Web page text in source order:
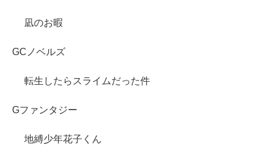
凪のお暇
GCノベルズ
転生したらスライムだった件
Gファンタジー
地縛少年花子くん